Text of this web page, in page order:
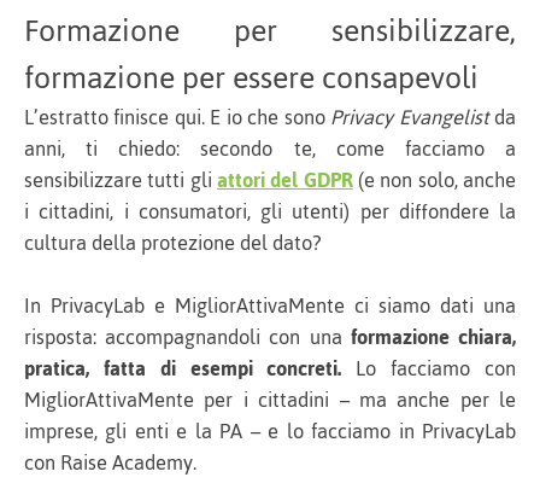
Formazione per sensibilizzare,
formazione per essere consapevoli
L’estratto finisce qui. E io che sonoPrivacy Evangelistda
anni, ti chiedo: secondo te, come facciamo a
sensibilizzare tutti gliattori del GDPR(e non solo, anche
i cittadini, i consumatori, gli utenti) per diffondere la
cultura della protezione del dato?
In PrivacyLab e MigliorAttivaMente ci siamo dati una
risposta: accompagnandoli con una formazione chiara,
pratica, fatta di esempi concreti. Lo facciamo con
MigliorAttivaMente per i cittadini – ma anche per le
imprese, gli enti e la PA – e lo facciamo in PrivacyLab
con Raise Academy.